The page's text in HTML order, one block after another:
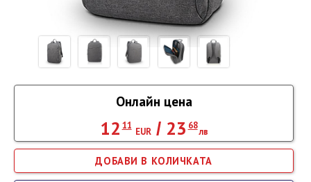
Онлайн цена
12 11
EUR/ 23 68
лв